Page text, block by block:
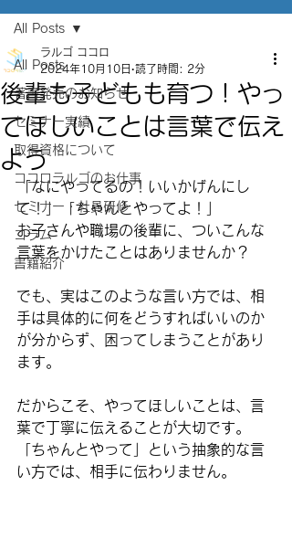
All Posts
著書発売のお知らせ
セミナー実績
取得資格について
ココロラルゴのお仕事
セミナー・社員研修
コラム
書籍紹介
All Posts
後輩も子どもも育つ！やっ
てほしいことは言葉で伝え
よう
ラルゴ ココロ
2024年10月10日 読了時間: 2分
「なにやってるの！いいかげんにし
て！」「ちゃんとやってよ！」
お子さんや職場の後輩に、ついこんな
言葉をかけたことはありませんか？
でも、実はこのような言い方では、相
手は具体的に何をどうすればいいのか
が分からず、困ってしまうことがあり
ます。
だからこそ、 やってほしいことは、言
葉で丁寧に伝えることが大切です。
「ちゃんとやって」という抽象的な言
い方では、相手に伝わりません。